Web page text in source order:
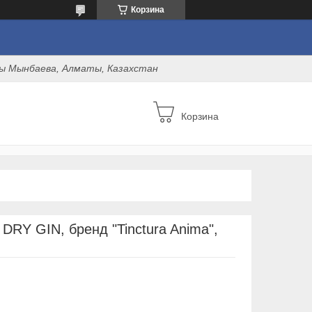
Корзина
Мынбаева, Алматы, Казахстан
Корзина
GIN, бренд "Tinctura Anima",